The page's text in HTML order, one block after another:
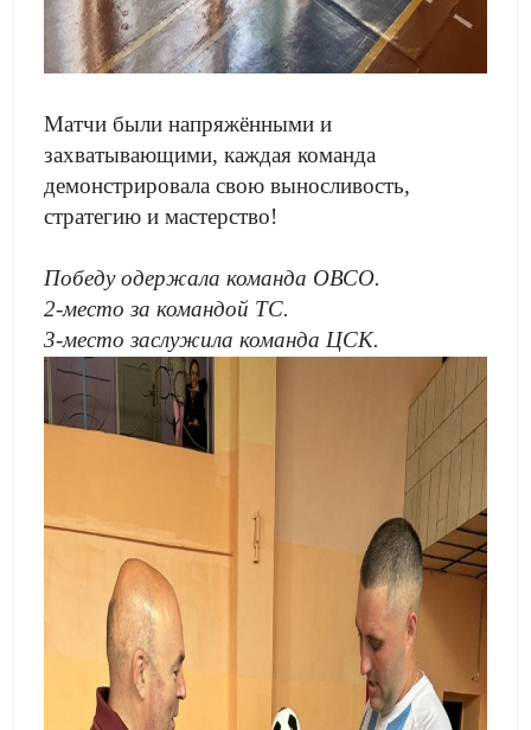
Матчи были напряжёнными и
захватывающими, каждая команда
демонстрировала свою выносливость,
стратегию и мастерство!
Победу одержала команда ОВСО.
2-место за командой ТС.
3-место заслужила команда ЦСК.